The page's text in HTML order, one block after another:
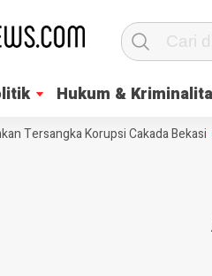
Hukum &
Tersangka Korupsi Cakada Bekasi